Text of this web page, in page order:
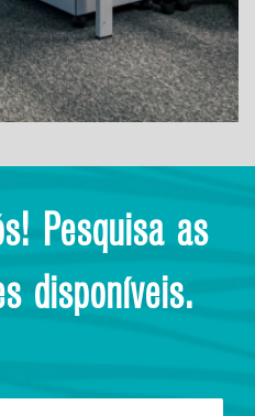
Pesquisa as
disponíveis.